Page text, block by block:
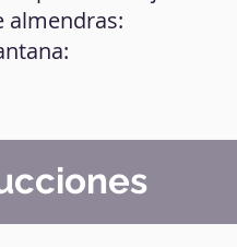
almendras: